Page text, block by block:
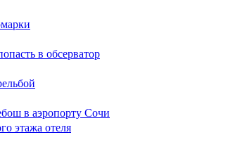
в обсерватор
в аэропорту Сочи
этажа отеля